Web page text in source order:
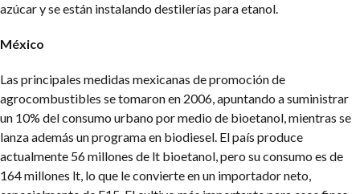
azúcar y se están instalando destilerías para etanol.
México
Las principales medidas mexicanas de promoción de
agrocombustibles se tomaron en 2006, apuntando a suministrar
un 10% del consumo urbano por medio de bioetanol, mientras se
lanza además un programa en biodiesel. El país produce
actualmente 56 millones de lt bioetanol, pero su consumo es de
164 millones lt, lo que le convierte en un importador neto,